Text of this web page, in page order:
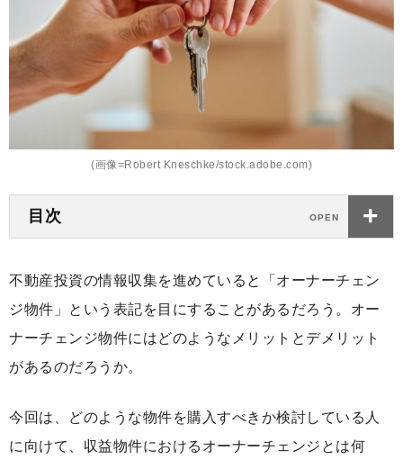
(画像=Robert Kneschke/stock.adobe.com)
目次
不動産投資の情報収集を進めていると「オーナーチェン
ジ物件」という表記を目にすることがあるだろう。オー
ナーチェンジ物件にはどのようなメリットとデメリット
があるのだろうか。
今回は、どのような物件を購入すべきか検討している人
に向けて、収益物件におけるオーナーチェンジとは何